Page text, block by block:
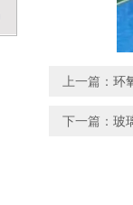
上一篇： 环
下一篇： 玻